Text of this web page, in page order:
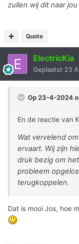
zullen wij dit naar
Quote
ElectricKia
Geplaatst 23
Op 23-4-2024
En de reactie van
Wat vervelend
ervaart. Wij zijn
druk bezig om
probleem
terugkoppelen.
Dat is mooi Jos, hoe